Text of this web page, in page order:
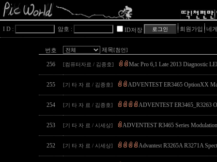
I D : 암호 : ID저장 회원가입 네
번호 제목[첨언]
256 [컴퓨터자료 / 김종호] Mac Pro 6,1 Late 2013 Diagnostic
255 [기 타 자 료 / 김종호] ADVENTEST ER3465 OptionXX
254 [기 타 자 료 / 김종호] ADVENTEST ER3465_R3263
253 [기 타 자 료 / 시세상] ADVENTEST R3465 Series
252 [기 타 자 료 / 시세상] Advantest R3265A R3271A